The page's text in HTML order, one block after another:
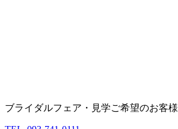
ブライダルフェア・見学ご希望のお客様